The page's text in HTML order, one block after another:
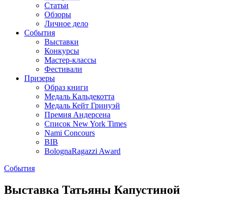
Статьи
Обзоры
Личное дело
События
Выставки
Конкурсы
Мастер-классы
Фестивали
Призеры
Образ книги
Медаль Кальдекотта
Медаль Кейт Гринуэй
Премия Андерсена
Список New York Times
Nami Concours
BIB
BolognaRagazzi Award
События
Выставка Татьяны Капустиной